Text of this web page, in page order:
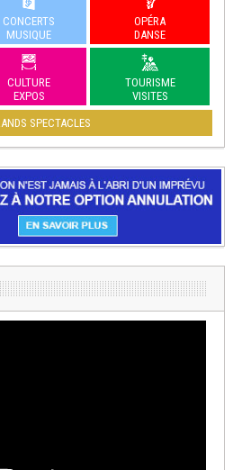
CONCERTS
MUSIQUE
OPÉRA
DANSE
CULTURE
EXPOS
TOURISME
VISITES
SPECTACLES